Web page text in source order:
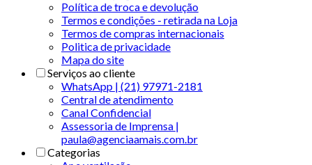
Política de troca e devolução
Termos e condições - retirada na Loja
Termos de compras internacionais
Politica de privacidade
Mapa do site
Serviços ao cliente
WhatsApp | (21) 97971-2181
Central de atendimento
Canal Confidencial
Assessoria de Imprensa |
paula@agenciaamais.com.br
Categorias